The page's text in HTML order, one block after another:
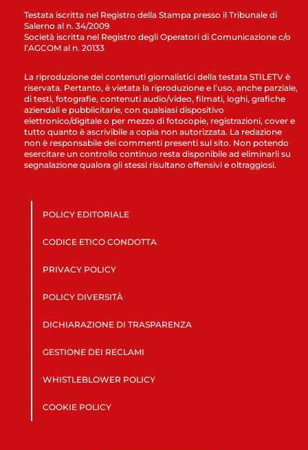
Testata iscritta nel Registro della Stampa presso il Tribunale di
Salerno al n. 34/2009
Società iscritta nel Registro degli Operatori di Comunicazione c/o
l’AGCOM al n. 20133
La riproduzione dei contenuti giornalistici della testata STILETV è
riservata. Pertanto, è vietata la riproduzione e l’uso, anche parziale,
di testi, fotografie, contenuti audio/video, filmati, loghi, grafiche
aziendali e pubblicitarie, con qualsiasi dispositivo
elettronico/digitale o per mezzo di fotocopie, registrazioni, cover e
tutto quanto è ascrivibile a copia non autorizzata. La redazione
non è responsabile dei commenti presenti sul sito. Non potendo
esercitare un controllo continuo resta disponibile ad eliminarli su
segnalazione qualora gli stessi risultano offensivi e oltraggiosi.
POLICY EDITORIALE
CODICE ETICO CONDOTTA
PRIVACY POLICY
POLICY DIVERSITÀ
DICHIARAZIONE DI TRASPARENZA
GESTIONE DEI RECLAMI
WHISTLEBLOWER POLICY
COOKIE POLICY